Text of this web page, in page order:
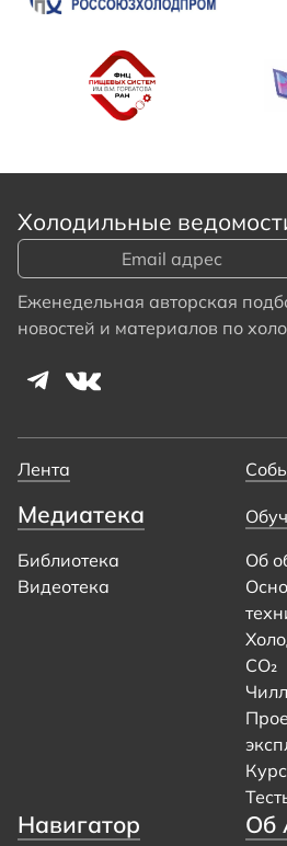
Холодильные
Еженедельная авторская
новостей и материалов по
Лента
Медиатека
Библиотека
Видеотека
Об
CO₂
Навигатор Об